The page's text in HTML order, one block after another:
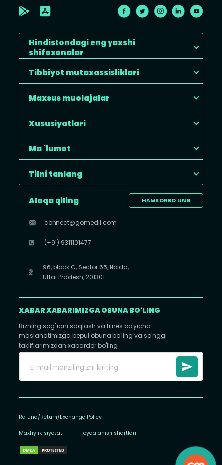
Hindistondagi eng yaxshi
shifoxonalar
Tibbiyot mutaxassisliklari
Maxsus muolajalar
Xususiyatlari
Ma `lumot
Tilni tanlang
HAMKOR BO'LING
Aloqa qiling
connect@gomedii.com
(+91) 9311101477
96, block C, Sector 65, Noida,
Uttar Pradesh, 201301
XABAR XABARIMIZGA OBUNA BO'LING
Bizning sog'liqni saqlash va fitnes bo'yicha
maslahatimizga bepul obuna bo'ling va so'nggi
takliflarimizdan xabardor bo'ling
Refund/Return/Exchange Policy
Maxfiylik siyosati | Foydalanish shartlari